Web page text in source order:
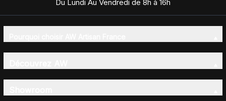
Du Lundi Au Vendredi de 8h à 16h